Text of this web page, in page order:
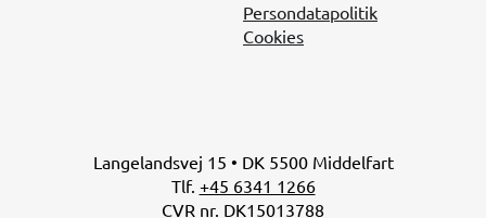
Persondatapolitik
Cookies
Langelandsvej 15 • DK 5500 Middelfart
Tlf. +45 6341 1266
CVR nr. DK15013788